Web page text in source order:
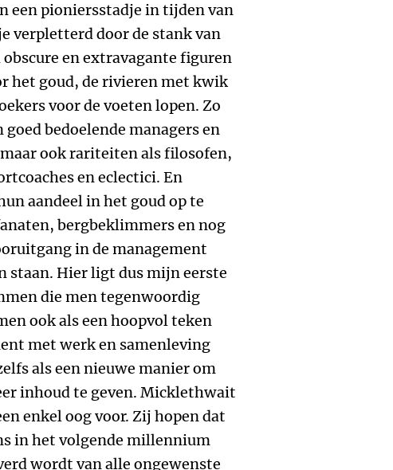
een pioniersstadje in tijden van
verpletterd door de stank van
en extravagante figuren
het goud, de rivieren met kwik
voor de voeten lopen. Zo
bedoelende managers en
ook rariteiten als filosofen,
en eclectici. En
aandeel in het goud op te
bergbeklimmers en nog
in de management
staan. Hier ligt dus mijn eerste
die men tegenwoordig
ook als een hoopvol teken
met werk en samenleving
als een nieuwe manier om
inhoud te geven. Micklethwait
enkel oog voor. Zij hopen dat
in het volgende millennium
wordt van alle ongewenste